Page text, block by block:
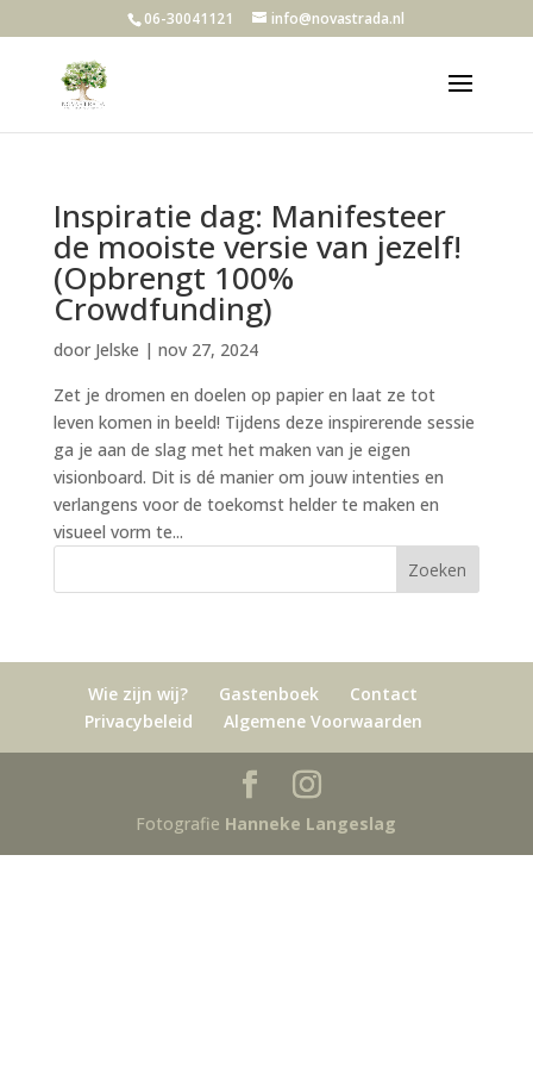
06-30041121 info@novastrada.nl
Inspiratie dag: Manifesteer
de mooiste versie van jezelf!
(Opbrengt 100%
Crowdfunding)
door Jelske | nov 27, 2024
Zet je dromen en doelen op papier en laat ze tot
leven komen in beeld! Tijdens deze inspirerende sessie
ga je aan de slag met het maken van je eigen
visionboard. Dit is dé manier om jouw intenties en
verlangens voor de toekomst helder te maken en
visueel vorm te...
Wie zijn wij? Gastenboek
Contact
Privacybeleid
Algemene Voorwaarden
Fotografie Hanneke Langeslag